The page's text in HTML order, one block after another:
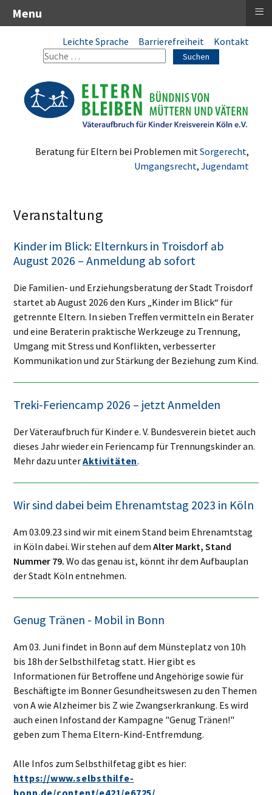
Leichte Sprache Barrierefreiheit Kontakt
Suchen
Beratung für Eltern bei Problemen mit Sorgerecht,
Umgangsrecht, Jugendamt
Veranstaltung
Kinder im Blick: Elternkurs in Troisdorf ab
August 2026 – Anmeldung ab sofort
Die Familien- und Erziehungsberatung der Stadt Troisdorf
startet ab August 2026 den Kurs „Kinder im Blick“ für
getrennte Eltern. In sieben Treffen vermitteln ein Berater
und eine Beraterin praktische Werkzeuge zu Trennung,
Umgang mit Stress und Konflikten, verbesserter
Kommunikation und zur Stärkung der Beziehung zum Kind.
Treki-Feriencamp 2026 – jetzt Anmelden
Der Väteraufbruch für Kinder e. V. Bundesverein bietet auch
dieses Jahr wieder ein Feriencamp für Trennungskinder an.
Mehr dazu unterAktivitäten.
Wir sind dabei beim Ehrenamtstag 2023 in Köln
Am 03.09.23 sind wir mit einem Stand beim Ehrenamtstag
in Köln dabei. Wir stehen auf demAlter Markt, Stand
Nummer 79.Wo das genau ist, könnt ihr dem Aufbauplan
der Stadt Köln entnehmen.
Genug Tränen - Mobil in Bonn
Am 03. Juni findet in Bonn auf dem Münsteplatz von 10h
bis 18h der Selbsthilfetag statt. Hier gibt es
Informationen für Betroffene und Angehörige sowie für
Beschäftigte im Bonner Gesundheitswesen zu den Themen
von A wie Alzheimer bis Z wie Zwangserkrankung. Es wird
auch einen Infostand der Kampagne "Genug Tränen!"
geben zum Thema Eltern-Kind-Entfremdung.
Alle Infos zum Selbsthilfetag gibt es hier:
https://www.selbsthilfe-
bonn.de/content/e421/e6725/
Menu ≡